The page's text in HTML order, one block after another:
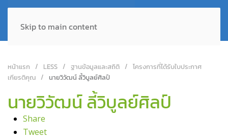
Skip to main content
หน้าแรก LESS ฐานข้อมูลและสถิติ
โครงการที่ได้รับใบประกาศ
เกียรติคุณ
นายวิวัฒน์ ลี้วิบูลย์ศิลป์
นายวิวัฒน์ ลี้วิบูลย์ศิลป์
Share
Tweet